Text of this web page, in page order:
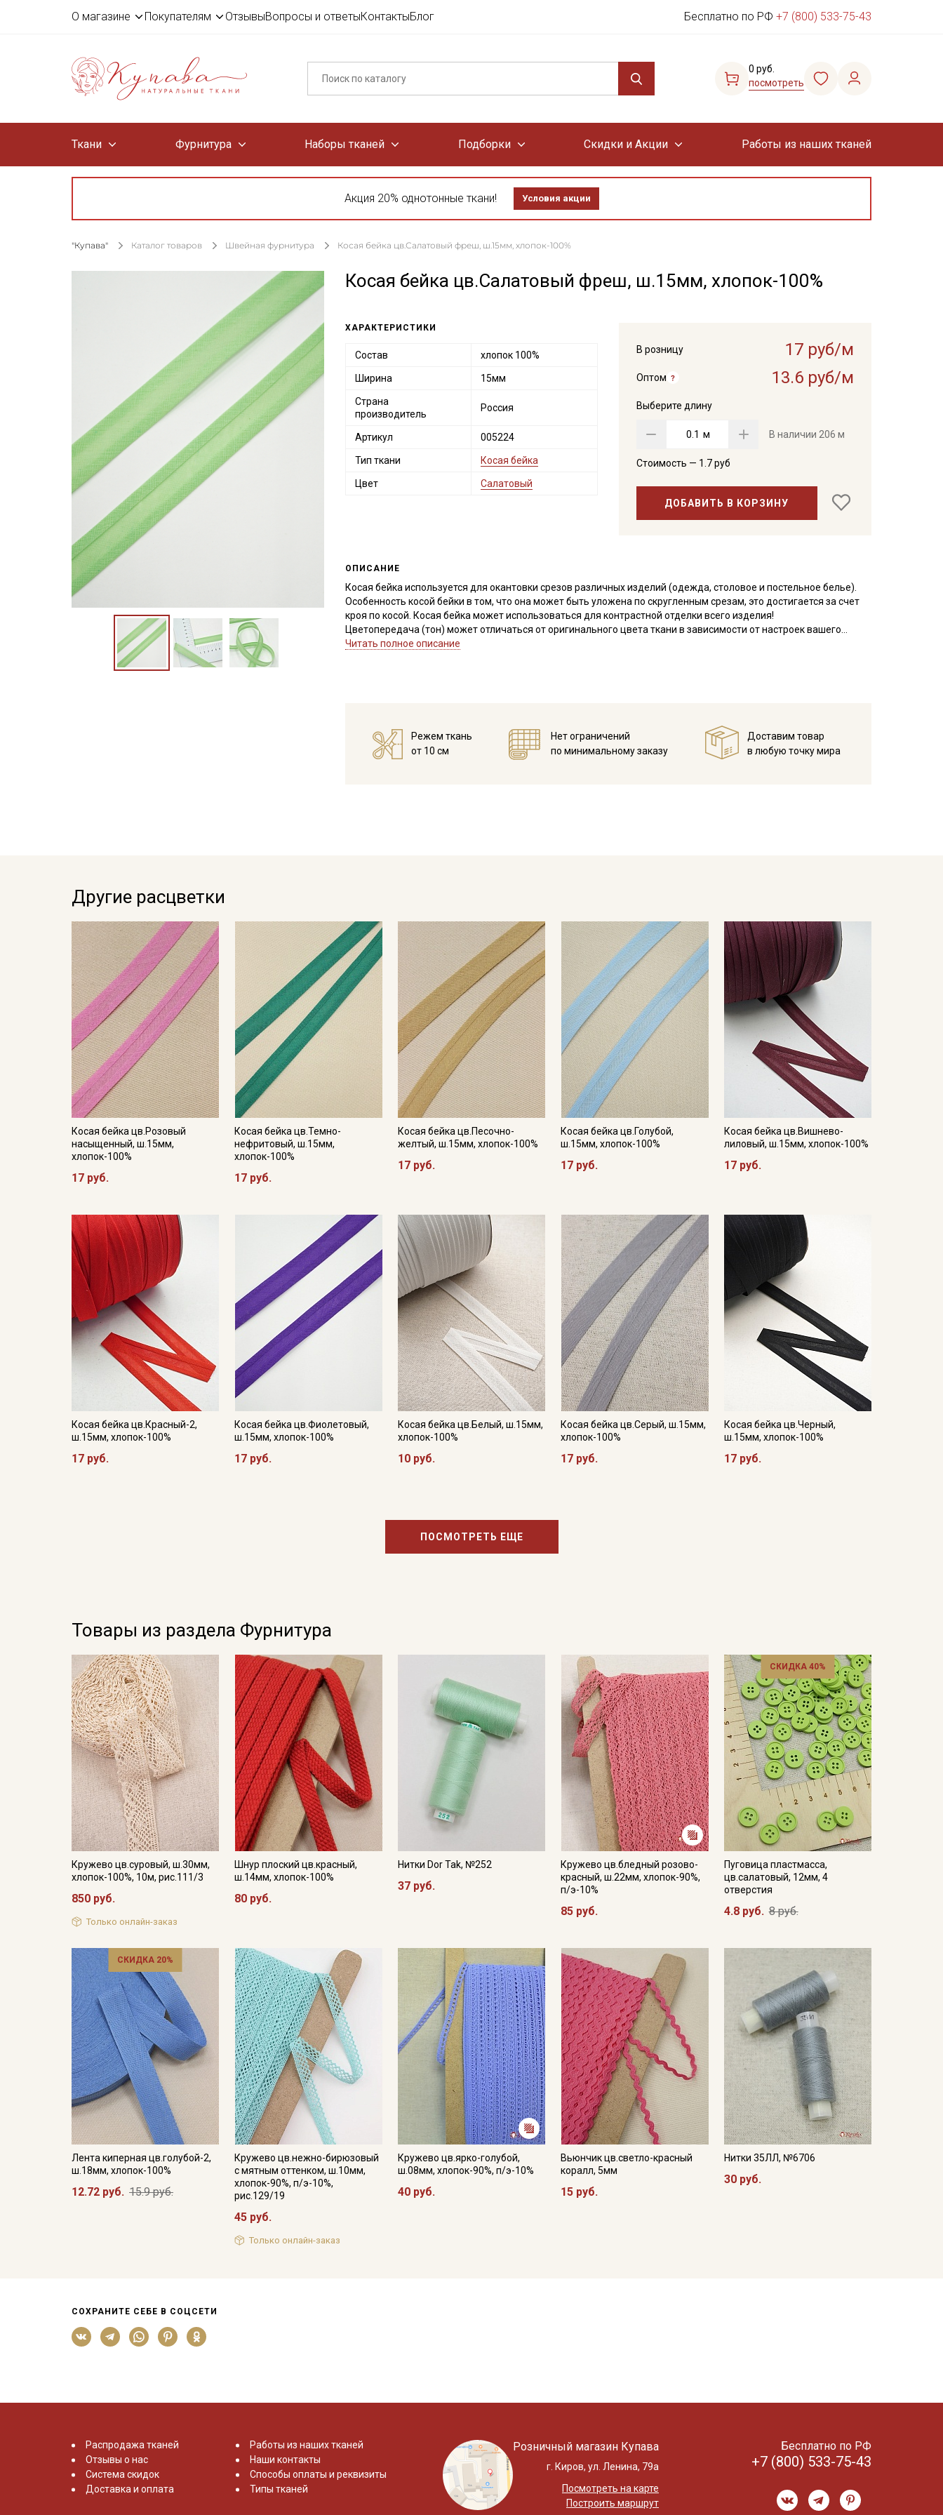
О магазине Покупателям ОтзывыВопросы и ответыКонтактыБлог Бесплатно по РФ +7 (800) 533-75-43
0 руб.
посмотреть
Ткани Фурнитура Наборы тканей Подборки Скидки и Акции Работы из наших тканей
Акция 20% однотонные ткани! Условия акции
"Купава" Каталог товаров Швейная фурнитура Косая бейка цв.Салатовый фреш, ш.15мм, хлопок-100%
Косая бейка цв.Салатовый фреш, ш.15мм, хлопок-100%
В розницу 17 руб/м
Оптом 13.6 руб/м
Выберите длину
м В наличии 206 м
Стоимость — 1.7руб
ДОБАВИТЬ В КОРЗИНУ
ХАРАКТЕРИСТИКИ
Состав хлопок 100%
Ширина 15мм
Страна
производитель
Россия
Артикул 005224
Тип ткани Косая бейка
Цвет Салатовый
ОПИСАНИЕ
Косая бейка используется для окантовки срезов различных изделий (одежда, столовое и постельное белье).
Особенность косой бейки в том, что она может быть уложена по скругленным срезам, это достигается за счет
кроя по косой. Косая бейка может использоваться для контрастной отделки всего изделия!
Цветопередача (тон) может отличаться от оригинального цвета ткани в зависимости от настроек вашего
монитора и в зависимости от партии.
Читать полное описание
Режем ткань
от 10 см
Нет ограничений
по минимальному заказу
Доставим товар
в любую точку мира
Другие расцветки
Косая бейка цв.Розовый
насыщенный, ш.15мм,
хлопок-100%
17 руб.
Косая бейка цв.Темно-
нефритовый, ш.15мм,
хлопок-100%
17 руб.
Косая бейка цв.Песочно-
желтый, ш.15мм, хлопок-100%
17 руб.
Косая бейка цв.Голубой,
ш.15мм, хлопок-100%
17 руб.
Косая бейка цв.Вишнево-
лиловый, ш.15мм, хлопок-100%
17 руб.
Косая бейка цв.Красный-2,
ш.15мм, хлопок-100%
17 руб.
Косая бейка цв.Фиолетовый,
ш.15мм, хлопок-100%
17 руб.
Косая бейка цв.Белый, ш.15мм,
хлопок-100%
10 руб.
Косая бейка цв.Серый, ш.15мм,
хлопок-100%
17 руб.
Косая бейка цв.Черный,
ш.15мм, хлопок-100%
17 руб.
ПОСМОТРЕТЬ ЕЩЕ
Товары из раздела Фурнитура
Кружево цв.суровый, ш.30мм,
хлопок-100%, 10м, рис.111/3
850 руб.
Только онлайн-заказ
Шнур плоский цв.красный,
ш.14мм, хлопок-100%
80 руб.
Нитки Dor Tak, №252
37 руб.
Кружево цв.бледный розово-
красный, ш.22мм, хлопок-90%,
п/э-10%
85 руб.
СКИДКА 40%
Пуговица пластмасса,
цв.салатовый, 12мм, 4
отверстия
4.8 руб. 8 руб.
СКИДКА 20%
Лента киперная цв.голубой-2,
ш.18мм, хлопок-100%
12.72 руб. 15.9 руб.
Кружево цв.нежно-бирюзовый
с мятным оттенком, ш.10мм,
хлопок-90%, п/э-10%,
рис.129/19
45 руб.
Только онлайн-заказ
Кружево цв.ярко-голубой,
ш.08мм, хлопок-90%, п/э-10%
40 руб.
Вьюнчик цв.светло-красный
коралл, 5мм
15 руб.
Нитки 35ЛЛ, №6706
30 руб.
СОХРАНИТЕ СЕБЕ В СОЦСЕТИ
Распродажа тканей
Отзывы о нас
Система скидок
Доставка и оплата
Работы из наших тканей
Наши контакты
Способы оплаты и реквизиты
Типы тканей
Розничный магазин Купава
г. Киров, ул. Ленина, 79а
Посмотреть на карте
Построить маршрут
Бесплатно по РФ
+7 (800) 533-75-43
Купава
Мы публикуем здесь дополнительные
промокоды и скидки до 30% на узкие
категории тканей
Электронная почта
Подписаться
Ознакомлен(а) с
Политикой обработки персональных
данных
и даюСогласие на обработку персональных
Согласие на получение рекламных и